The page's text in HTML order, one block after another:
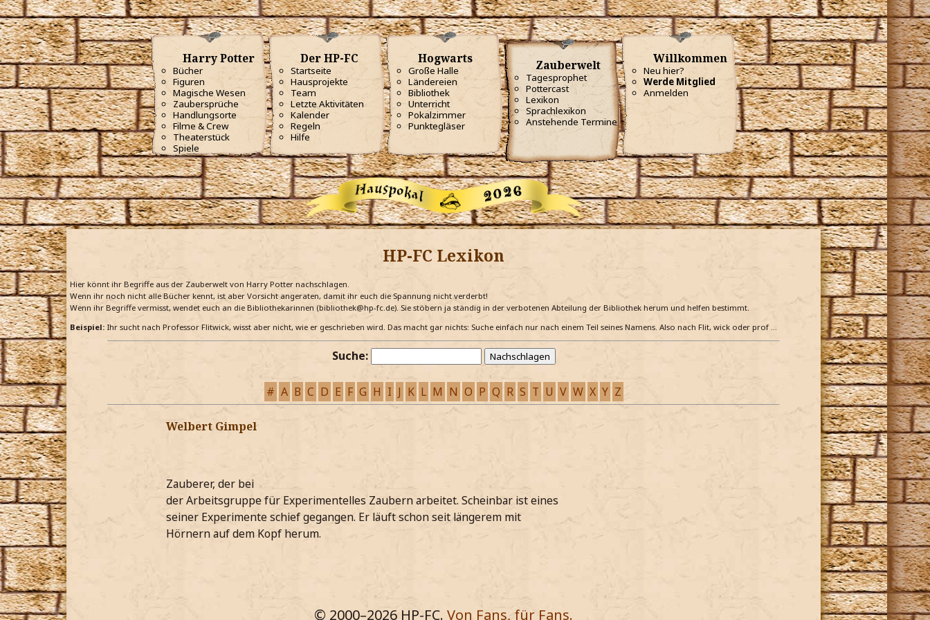
Harry Potter
Bücher
Figuren
Magische Wesen
Zaubersprüche
Handlungsorte
Filme & Crew
Theaterstück
Spiele
Der HP-FC
Startseite
Hausprojekte
Team
Letzte Aktivitäten
Kalender
Regeln
Hilfe
Hogwarts
Große Halle
Ländereien
Bibliothek
Unterricht
Pokalzimmer
Punktegläser
Zauberwelt
Tagesprophet
Pottercast
Lexikon
Sprachlexikon
Anstehende Termine
Willkommen
Neu hier?
Werde Mitglied
Anmelden
HP-FC Lexikon
Hier könnt ihr Begriffe aus der Zauberwelt von Harry Potter nachschlagen.
Wenn ihr noch nicht alle Bücher kennt, ist aber Vorsicht angeraten, damit ihr euch die Spannung nicht verderbt!
Wenn ihr Begriffe vermisst, wendet euch an die Bibliothekarinnen (bibliothek@hp-fc.de). Sie stöbern ja ständig in der verbotenen Abteilung der Bibliothek herum und helfen bestimmt.
Beispiel: Ihr sucht nach Professor Flitwick, wisst aber nicht, wie er geschrieben wird. Das macht gar nichts: Suche einfach nur nach einem Teil seines Namens. Also nach Flit, wick oder prof …
Suche:
# A B C D E F G H I J K L M N O P Q R S T U V W X Y Z
Welbert Gimpel
Zauberer, der bei
der Arbeitsgruppe für Experimentelles Zaubern arbeitet. Scheinbar ist eines
seiner Experimente schief gegangen. Er läuft schon seit längerem mit
Hörnern auf dem Kopf herum.
© 2000–2026 HP-FC. Von Fans, für Fans.